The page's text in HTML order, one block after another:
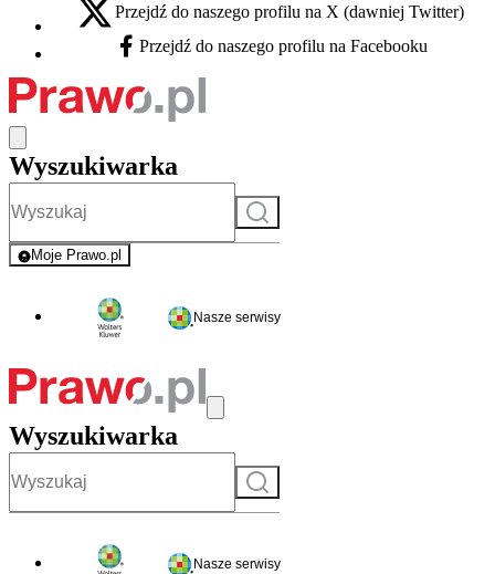
X - otwiera się w nowej karcie
Przejdź do naszego profilu na X (dawniej Twitter)
Facebook - otwiera się w nowej karcie
Przejdź do naszego profilu na Facebooku
Wyszukiwarka
Szukaj
Moje Prawo.pl
- rejestracja i logowanie do serwisu
Nasze serwisy
Wyszukiwarka
Szukaj
Nasze serwisy